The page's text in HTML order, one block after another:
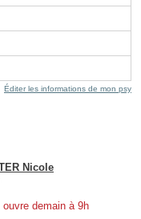
Éditer les informations de mon psy
Nicole
ouvre demain à 9h